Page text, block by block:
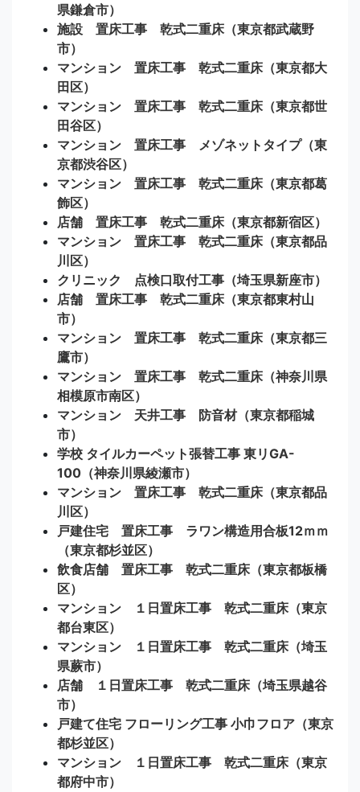
県鎌倉市）
施設 置床工事 乾式二重床（東京都武蔵野
市）
マンション 置床工事 乾式二重床（東京都大
田区）
マンション 置床工事 乾式二重床（東京都世
田谷区）
マンション 置床工事 メゾネットタイプ（東
京都渋谷区）
マンション 置床工事 乾式二重床（東京都葛
飾区）
店舗 置床工事 乾式二重床（東京都新宿区）
マンション 置床工事 乾式二重床（東京都品
川区）
クリニック 点検口取付工事（埼玉県新座市）
店舗 置床工事 乾式二重床（東京都東村山
市）
マンション 置床工事 乾式二重床（東京都三
鷹市）
マンション 置床工事 乾式二重床（神奈川県
相模原市南区）
マンション 天井工事 防音材（東京都稲城
市）
学校 タイルカーペット張替工事 東リGA-
100（神奈川県綾瀬市）
マンション 置床工事 乾式二重床（東京都品
川区）
戸建住宅 置床工事 ラワン構造用合板12ｍｍ
（東京都杉並区）
飲食店舗 置床工事 乾式二重床（東京都板橋
区）
マンション １日置床工事 乾式二重床（東京
都台東区）
マンション １日置床工事 乾式二重床（埼玉
県蕨市）
店舗 １日置床工事 乾式二重床（埼玉県越谷
市）
戸建て住宅 フローリング工事 小巾フロア（東京
都杉並区）
マンション １日置床工事 乾式二重床（東京
都府中市）